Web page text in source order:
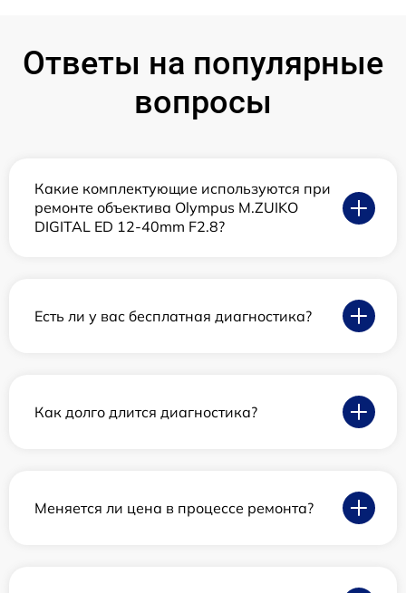
Ответы на популярные
вопросы
Какие комплектующие используются при
ремонте объектива Olympus M.ZUIKO
DIGITAL ED 12-40mm F2.8?
Есть ли у вас бесплатная диагностика?
Как долго длится диагностика?
Меняется ли цена в процессе ремонта?